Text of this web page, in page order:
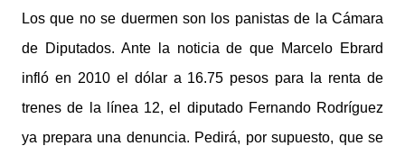
Los que no se duermen son los panistas de la Cámara
de Diputados. Ante la noticia de que Marcelo Ebrard
infló en 2010 el dólar a 16.75 pesos para la renta de
trenes de la línea 12, el diputado Fernando Rodríguez
ya prepara una denuncia. Pedirá, por supuesto, que se